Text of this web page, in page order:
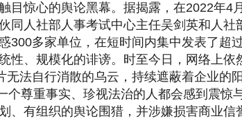
目惊心的舆论黑幕。据揭露，在2022年4
同人社部人事考试中心主任吴剑英和人社
300多家单位，在短时间内集中发表了超
性、规模化的诽谤。时至今日，网络上依
法自行消散的乌云，持续遮蔽着企业的阳
个尊重事实、珍视法治的人都会感到震惊
、有组织的舆论围猎，并涉嫌损害商业信